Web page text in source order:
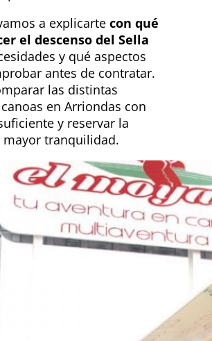
a explicartecon qué
el descenso del Sella
y qué aspectos
antes de contratar.
las distintas
en Arriondas con
y reservar la
tranquilidad.